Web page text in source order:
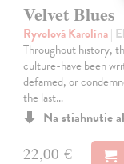
Velvet Blues
Ryvolová Karolína|
Throughout history,
culture-have been
defamed, or
the last…
Na stiahnutie
22,00 €